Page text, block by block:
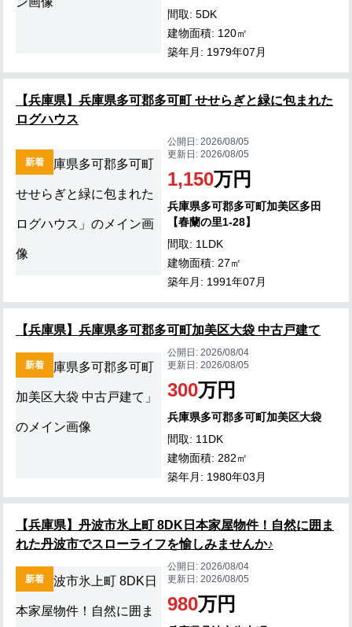
間取: 5DK
建物面積: 120㎡
築年月: 1979年07月
【兵庫県】兵庫県多可郡多可町 せせらぎと緑に包まれた
ログハウス
新着
公開日:2026/08/05
更新日:2026/08/05
1,150万円
兵庫県多可郡多可町加美区多田
【春蘭の里1-28】
間取: 1LDK
建物面積: 27㎡
築年月: 1991年07月
【兵庫県】兵庫県多可郡多可町加美区大袋 中古戸建て
新着
公開日:2026/08/04
更新日:2026/08/05
300万円
兵庫県多可郡多可町加美区大袋
間取: 11DK
建物面積: 282㎡
築年月: 1980年03月
【兵庫県】丹波市氷上町 8DK日本家屋物件！自然に囲ま
れた丹波市でスローライフを愉しみませんか♪
新着
公開日:2026/08/04
更新日:2026/08/05
980万円